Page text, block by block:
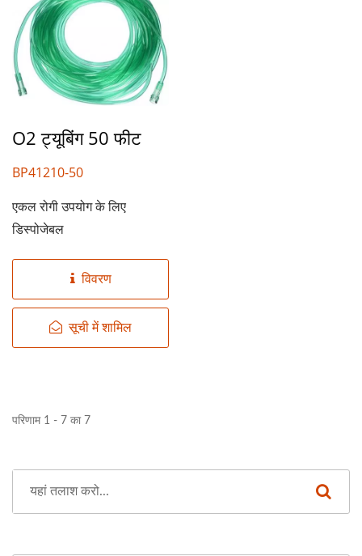
O2 ट्यूबिंग 50 फीट
BP41210-50
एकल रोगी उपयोग के लिए
डिस्पोजेबल
विवरण
सूची में शामिल
परिणाम 1 - 7 का 7